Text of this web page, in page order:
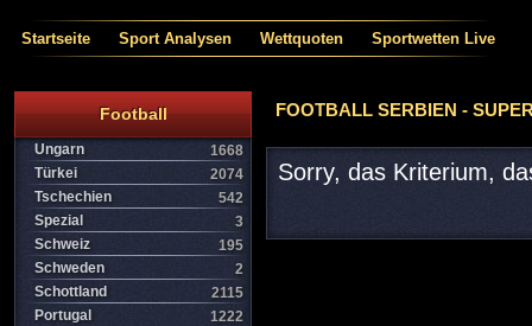
Startseite Sport Analysen Wettquoten Sportwetten Live
Football
Ungarn
1668
Türkei
2074
Tschechien
542
Spezial
3
Schweiz
195
Schweden
2
Schottland
2115
Portugal
1222
FOOTBALL SERBIEN -
Sorry, das Kriterium,